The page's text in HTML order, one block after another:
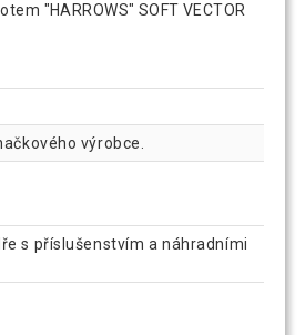
"HARROWS" SOFT VECTOR
výrobce.
s příslušenstvím a náhradními